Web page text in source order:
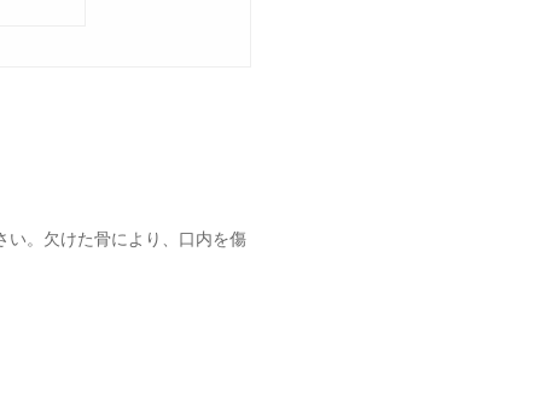
い。欠けた骨により、口内を傷